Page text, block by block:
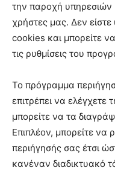
την παροχή υπηρεσιών
χρήστες μας. Δεν
cookies και μπορείτε
τις ρυθμίσεις του
Το πρόγραμμα
επιτρέπει να ελέγχετε
μπορείτε να τα
Επιπλέον, μπορείτε να
περιήγησής σας έτσι
κανέναν διαδικτυακό